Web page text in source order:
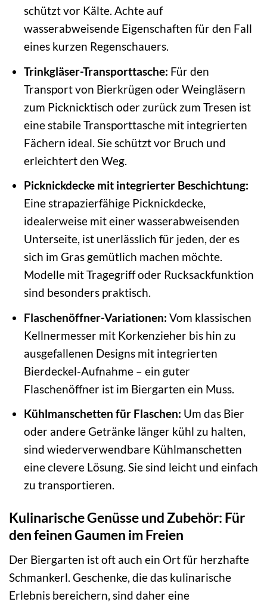
schützt vor Kälte. Achte auf
wasserabweisende Eigenschaften für den Fall
eines kurzen Regenschauers.
Trinkgläser-Transporttasche: Für den
Transport von Bierkrügen oder Weingläsern
zum Picknicktisch oder zurück zum Tresen ist
eine stabile Transporttasche mit integrierten
Fächern ideal. Sie schützt vor Bruch und
erleichtert den Weg.
Picknickdecke mit integrierter Beschichtung:
Eine strapazierfähige Picknickdecke,
idealerweise mit einer wasserabweisenden
Unterseite, ist unerlässlich für jeden, der es
sich im Gras gemütlich machen möchte.
Modelle mit Tragegriff oder Rucksackfunktion
sind besonders praktisch.
Flaschenöffner-Variationen: Vom klassischen
Kellnermesser mit Korkenzieher bis hin zu
ausgefallenen Designs mit integrierten
Bierdeckel-Aufnahme – ein guter
Flaschenöffner ist im Biergarten ein Muss.
Kühlmanschetten für Flaschen: Um das Bier
oder andere Getränke länger kühl zu halten,
sind wiederverwendbare Kühlmanschetten
eine clevere Lösung. Sie sind leicht und einfach
zu transportieren.
Kulinarische Genüsse und Zubehör: Für
den feinen Gaumen im Freien
Der Biergarten ist oft auch ein Ort für herzhafte
Schmankerl. Geschenke, die das kulinarische
Erlebnis bereichern, sind daher eine